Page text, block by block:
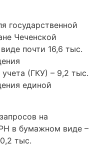
государственной
Чеченской
почти 16,6 тыс.
учета (ГКУ) – 9,2 тыс.
единой
на
в бумажном виде –
тыс.